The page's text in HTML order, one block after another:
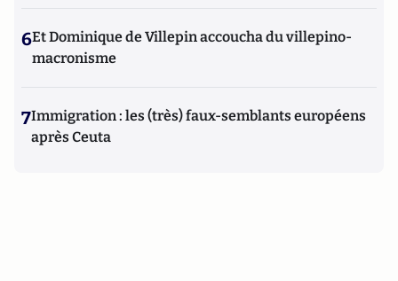
6Et Dominique de Villepin accoucha du villepino-
macronisme
7Immigration : les (très) faux-semblants européens
après Ceuta